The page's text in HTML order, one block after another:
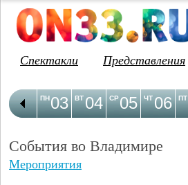
Спектакли
Представления
03
ПН 04
ВТ 05
СР 06
ЧТ ПТ
События во Владимире
Мероприятия